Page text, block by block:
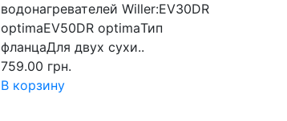
водонагревателей Willer:EV30DR
optimaEV50DR optimaТип
фланцаДля двух сухи..
759.00 грн.
В корзину